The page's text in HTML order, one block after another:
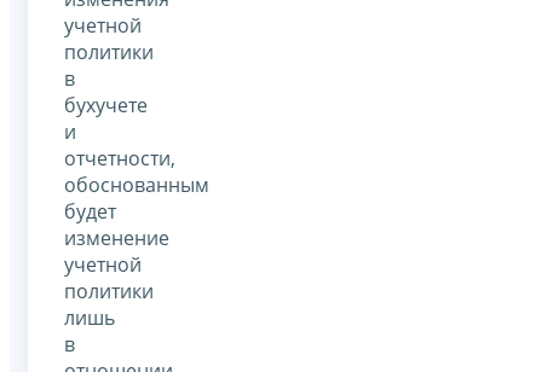
учетной
политики
в
бухучете
и
отчетности,
обоснованным
будет
изменение
учетной
политики
лишь
в